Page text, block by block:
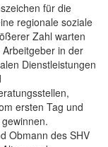
für die
regionale soziale
Zahl warten
in der
Dienstleistungen
ersten Tag und
Obmann des SHV